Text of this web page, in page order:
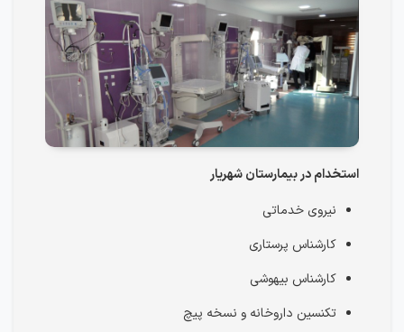
استخدام در بیمارستان شهریار
نیروی خدماتی
کارشناس پرستاری
کارشناس بیهوشی
تکنسین داروخانه و نسخه پیچ